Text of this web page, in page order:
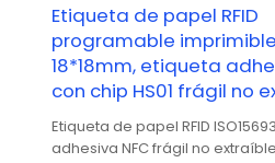
Etiqueta de papel RFID
programable
18*18mm, etiqueta
con chip HS01 frágil no
Etiqueta de papel RFID
adhesiva NFC frágil no